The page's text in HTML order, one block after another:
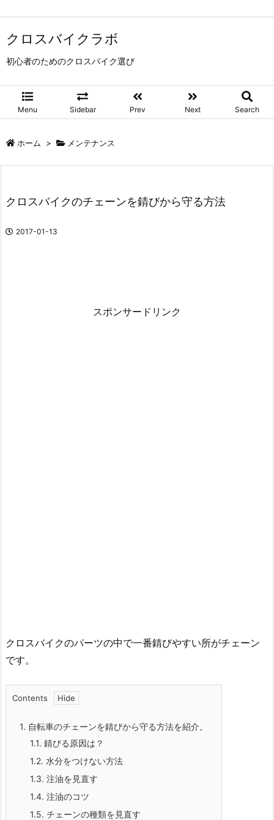
クロスバイクラボ
初心者のためのクロスバイク選び
Menu Sidebar Prev Next Search
ホーム > メンテナンス
クロスバイクのチェーンを錆びから守る方法
2017-01-13
スポンサードリンク
クロスバイクのパーツの中で一番錆びやすい所がチェーン
です。
Contents
1. 自転車のチェーンを錆びから守る方法を紹介。
1.1. 錆びる原因は？
1.2. 水分をつけない方法
1.3. 注油を見直す
1.4. 注油のコツ
1.5. チェーンの種類を見直す